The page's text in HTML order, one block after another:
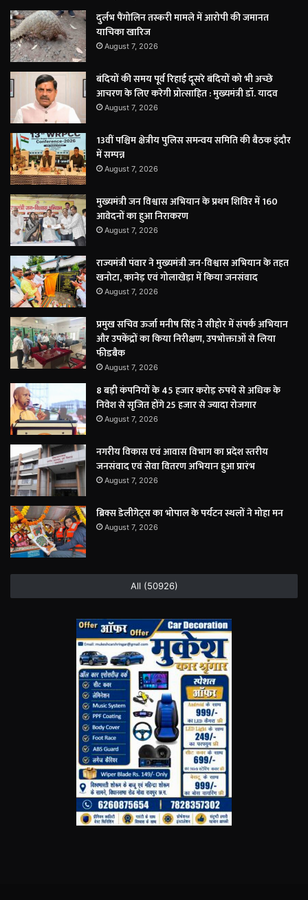
दुर्लभ पैंगोलिन तस्करी मामले में आरोपी की जमानत
याचिका खारिज
August 7, 2026
बंदियों की समय पूर्व रिहाई दूसरे बंदियों को भी अच्छे
आचरण के लिए करेगी प्रोत्साहित : मुख्यमंत्री डॉ. यादव
August 7, 2026
13वीं पश्चिम क्षेत्रीय पुलिस समन्वय समिति की बैठक इंदौर
में सम्पन्न
August 7, 2026
मुख्यमंत्री जन विश्वास अभियान के प्रथम शिविर में 160
आवेदनों का हुआ निराकरण
August 7, 2026
राज्यमंत्री पंवार ने मुख्यमंत्री जन-विश्वास अभियान के तहत
खनोटा, कानेड़ एवं गोलाखेड़ा में किया जनसंवाद
August 7, 2026
प्रमुख सचिव ऊर्जा मनीष सिंह ने सीहोर में संपर्क अभियान
और उपकेंद्रों का किया निरीक्षण, उपभोक्ताओं से लिया
फीडबैक
August 7, 2026
8 बड़ी कंपनियों के 45 हजार करोड़ रुपये से अधिक के
निवेश से सृजित होंगे 25 हजार से ज्यादा रोजगार
August 7, 2026
नगरीय विकास एवं आवास विभाग का प्रदेश स्तरीय
जनसंवाद एवं सेवा वितरण अभियान हुआ प्रारंभ
August 7, 2026
ब्रिक्स डेलीगेट्स का भोपाल के पर्यटन स्थलों ने मोहा मन
August 7, 2026
All (50926)